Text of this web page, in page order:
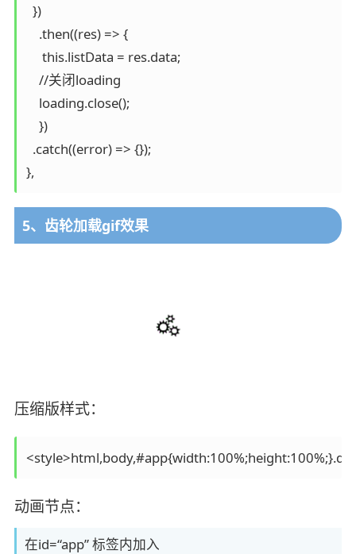
  })
    .then((res) => {
     this.listData = res.data;
    //关闭loading
    loading.close();
    })
  .catch((error) => {});
5、齿轮加载gif效果
压缩版样式：
动画节点：
在id=“app” 标签内加入